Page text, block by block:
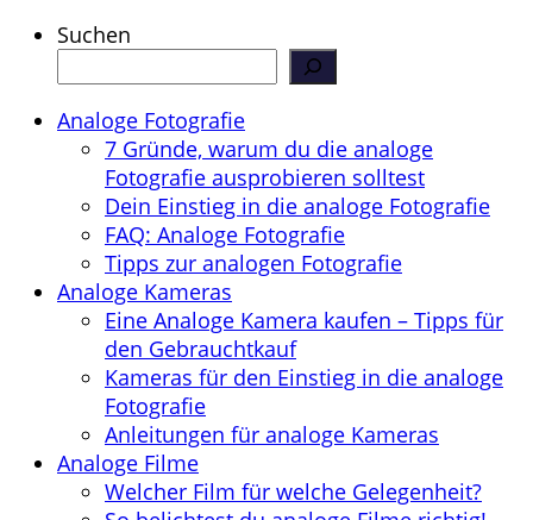
Suchen
Analoge Fotografie
7 Gründe, warum du die analoge
Fotografie ausprobieren solltest
Dein Einstieg in die analoge Fotografie
FAQ: Analoge Fotografie
Tipps zur analogen Fotografie
Analoge Kameras
Eine Analoge Kamera kaufen – Tipps für
den Gebrauchtkauf
Kameras für den Einstieg in die analoge
Fotografie
Anleitungen für analoge Kameras
Analoge Filme
Welcher Film für welche Gelegenheit?